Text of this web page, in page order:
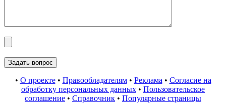
• О проекте• Правообладателям• Реклама • Согласие на
обработку персональных данных • Пользовательское
соглашение • Справочник • Популярные страницы